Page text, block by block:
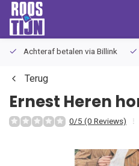
Achteraf betalen via Billink
Terug
Ernest Heren
0/5 (0 Reviews)